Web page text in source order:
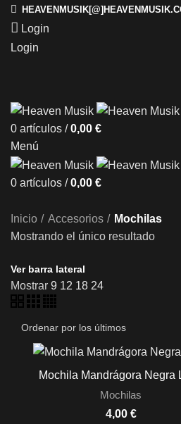
Login
Login
0 artículos / 0,00 €
Menú
0 artículos / 0,00 €
Inicio Accesorios
Mochilas
Mostrando el único resultado
Ver barra lateral
Mostrar 9 12 18 24
Mochila Mandrágora Negra
Mochilas
€